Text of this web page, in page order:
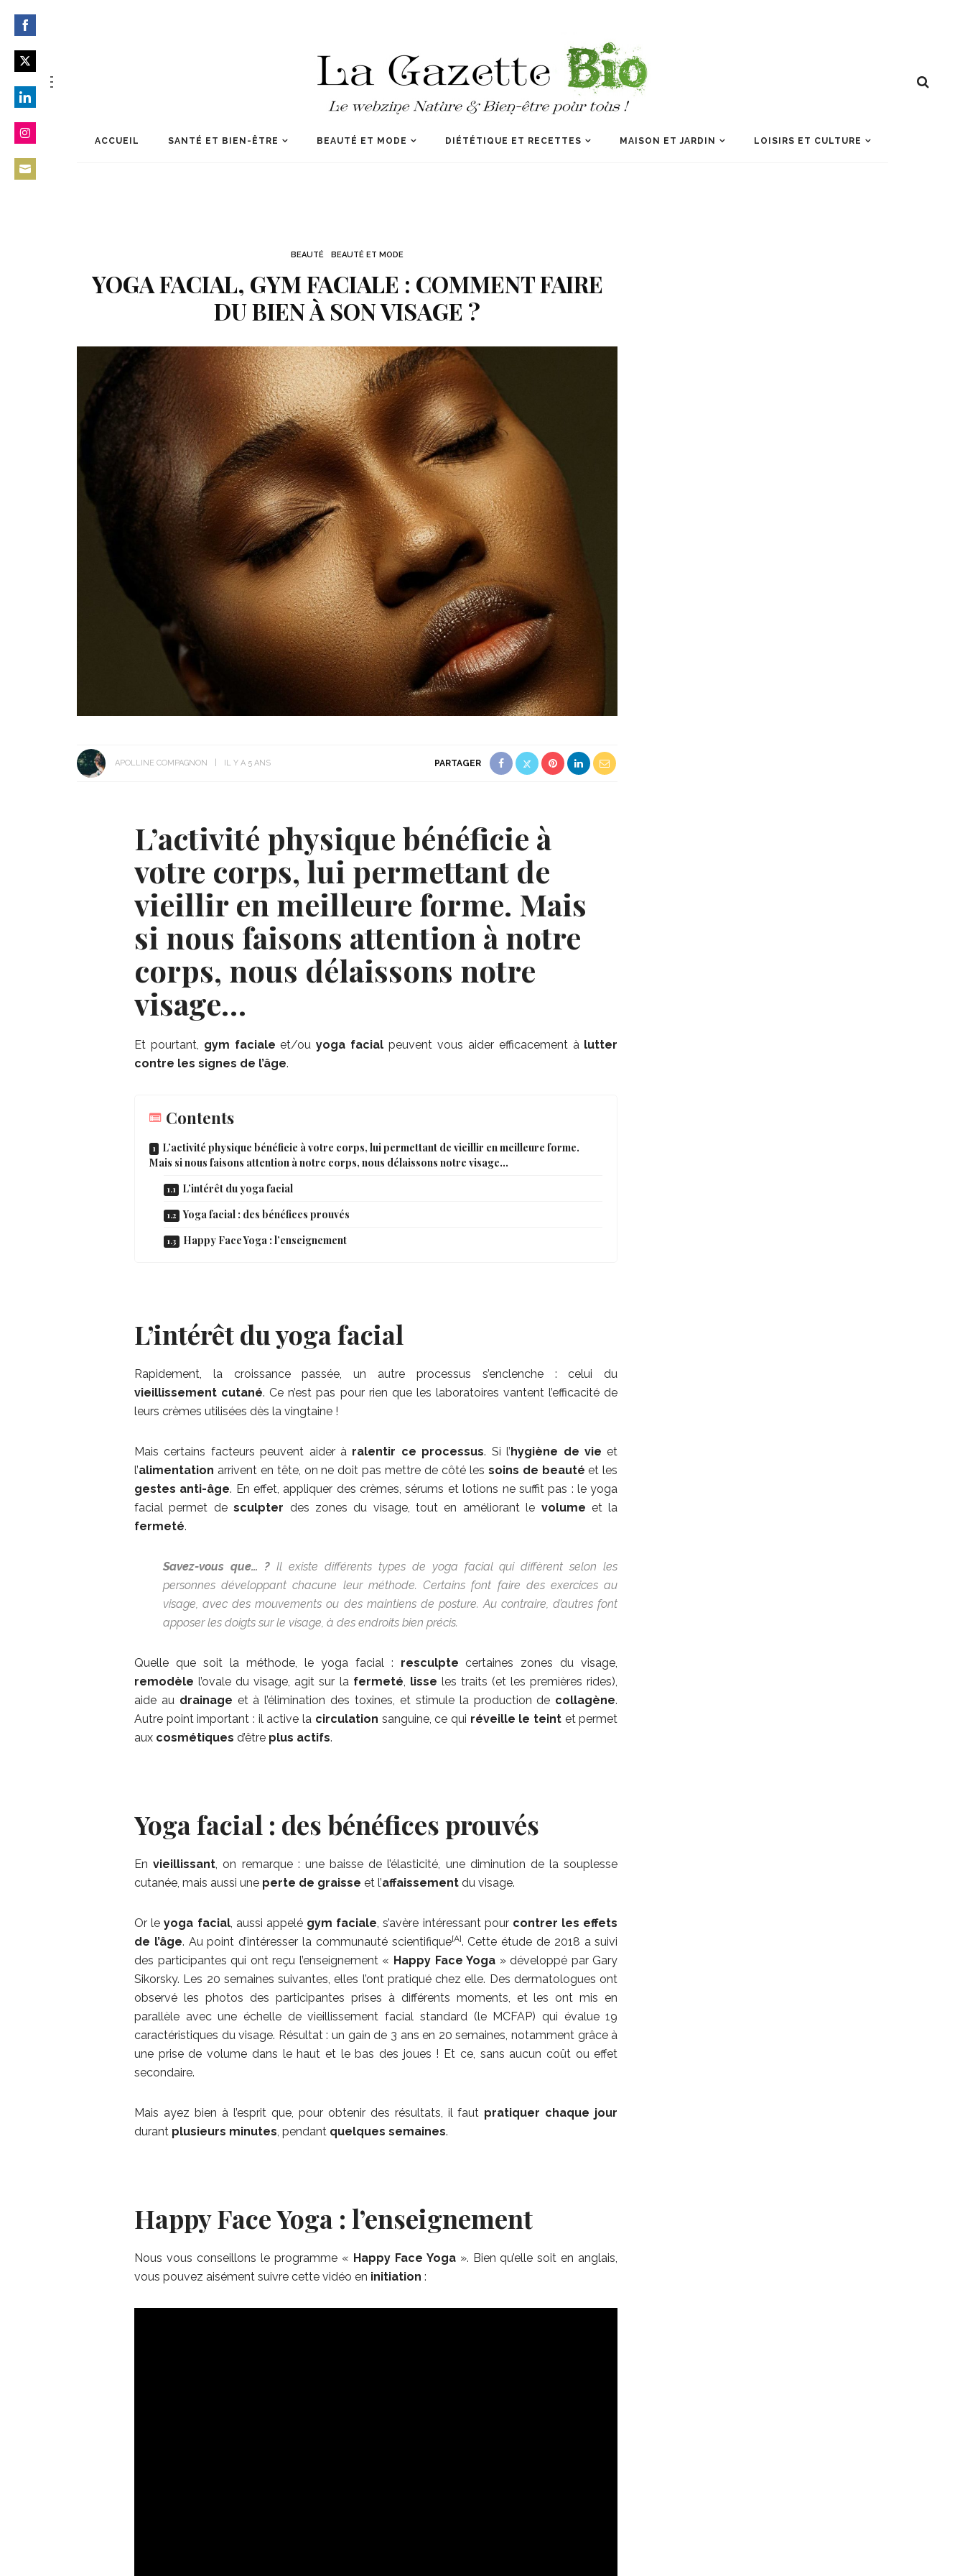
ACCUEIL SANTÉ ET BIEN-ÊTRE BEAUTÉ ET MODE DIÉTÉTIQUE ET RECETTES MAISON ET JARDIN LOISIRS ET CULTURE
BEAUTÉ BEAUTÉ ET MODE
YOGA FACIAL, GYM FACIALE : COMMENT FAIRE
DU BIEN À SON VISAGE ?
APOLLINE COMPAGNON IL Y A 5 ANS PARTAGER
L’activité physique bénéficie à
votre corps, lui permettant de
vieillir en meilleure forme. Mais
si nous faisons attention à notre
corps, nous délaissons notre
visage…
Et pourtant, gym faciale et/ouyoga facial peuvent vous aider efficacement à lutter
contre les signes de l’âge.
Contents
L’activité physique bénéficie à votre corps, lui permettant de vieillir en meilleure forme.
Mais si nous faisons attention à notre corps, nous délaissons notre visage…
L’intérêt du yoga facial
Yoga facial : des bénéfices prouvés
Happy Face Yoga : l’enseignement
L’intérêt du yoga facial
Rapidement, la croissance passée, un autre processus s’enclenche : celui du
vieillissement cutané. Ce n’est pas pour rien que les laboratoires vantent l’efficacité de
leurs crèmes utilisées dès la vingtaine !
Mais certains facteurs peuvent aider à ralentir ce processus. Si l’hygiène de vieet
l’alimentation arrivent en tête, on ne doit pas mettre de côté les soins de beauté et les
gestes anti-âge. En effet, appliquer des crèmes, sérums et lotions ne suffit pas : le yoga
facial permet desculpter des zones du visage, tout en améliorant le volume et la
fermeté.
Savez-vous que… ?Il existe différents types de yoga facial qui diffèrent selon les
personnes développant chacune leur méthode. Certains font faire des exercices au
visage, avec des mouvements ou des maintiens de posture. Au contraire, d’autres font
apposer les doigts sur le visage, à des endroits bien précis.
Quelle que soit la méthode, le yoga facial : resculpte certaines zones du visage,
remodèle l’ovale du visage, agit sur la fermeté, lisse les traits (et les premières rides),
aide au drainage et à l’élimination des toxines, et stimule la production de collagène.
Autre point important : il active la circulation sanguine, ce qui réveille le teintet permet
aux cosmétiques d’être plus actifs.
Yoga facial : des bénéfices prouvés
Envieillissant, on remarque : une baisse de l’élasticité, une diminution de la souplesse
cutanée, mais aussi une perte de graisse et l’affaissement du visage.
Or leyoga facial, aussi appelé gym faciale, s’avère intéressant pour contrer les effets
de l’âge. Au point d’intéresser la communauté scientifique[A]. Cette étude de 2018 a suivi
des participantes qui ont reçu l’enseignement « Happy Face Yoga » développé par Gary
Sikorsky. Les 20 semaines suivantes, elles l’ont pratiqué chez elle. Des dermatologues ont
observé les photos des participantes prises à différents moments, et les ont mis en
parallèle avec une échelle de vieillissement facial standard (le MCFAP) qui évalue 19
caractéristiques du visage. Résultat : un gain de 3 ans en 20 semaines, notamment grâce à
une prise de volume dans le haut et le bas des joues ! Et ce, sans aucun coût ou effet
secondaire.
Mais ayez bien à l’esprit que, pour obtenir des résultats, il faut pratiquer chaque jour
durant plusieurs minutes, pendant quelques semaines.
Happy Face Yoga : l’enseignement
Nous vous conseillons le programme « Happy Face Yoga». Bien qu’elle soit en anglais,
vous pouvez aisément suivre cette vidéo en initiation :
on
Facebook
on
on
on